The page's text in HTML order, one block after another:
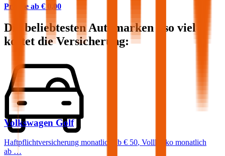
Prämie ab € 0,00
Die beliebtesten Automarken - so viel
kostet die Versicherung:
Volkswagen Golf
Haftpflichtversicherung monatlich ab € 50, Vollkasko monatlich
ab …